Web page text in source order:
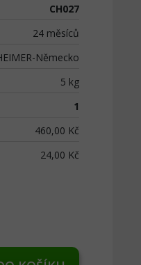
CH027
24 měsíců
Německo
5 kg
1
460,00 Kč
24,00 Kč